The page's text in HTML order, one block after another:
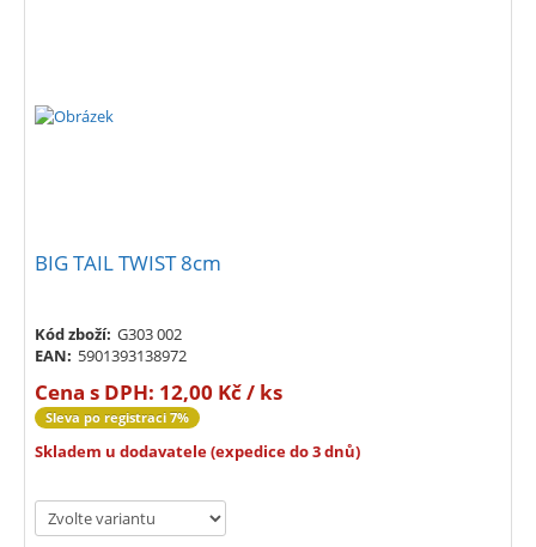
BIG TAIL TWIST 8cm
Kód zboží: G303 002
EAN: 5901393138972
Cena s DPH: 12,00 Kč / ks
Sleva po registraci 7%
Skladem u dodavatele (expedice do 3 dnů)